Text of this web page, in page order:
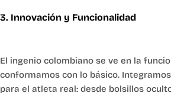
3. Innovación y Funcionalidad
El ingenio colombiano se ve en la
conformamos con lo básico.
para el atleta real: desde bolsillos